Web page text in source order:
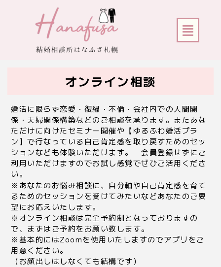
メ
ニ
ュ
オンライン相談
婚活に限らず恋愛・復縁・不倫・会社内での人間関
係・夫婦関係構築などのご相談を承ります。またあな
ただけに向けたセミナー開催や【ゆるふわ婚活プラ
ン】で行なっている自己肯定感を取り戻すためのセッ
ションなども体験いただけます。 会員登録せずにご
利用いただけますのでお試し感覚でぜひご活用くださ
い。
※あなたのお悩み相談に、自分軸や自己肯定感を育て
るためのセッションを受けてみたいなどあなたのご要
望にお応えいたします。
※オンライン相談は完全予約制となっておりますの
で、まずはご予約をお願い致します。
※基本的にはZoomを使用いたしますのでアプリをご
用意ください。
（お顔出しはしなくても結構です）